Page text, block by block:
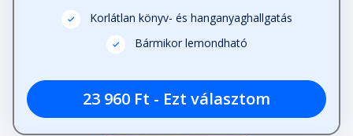
Korlátlan könyv- és hanganyaghallgatás
Bármikor lemondható
23 960 Ft - Ezt választom